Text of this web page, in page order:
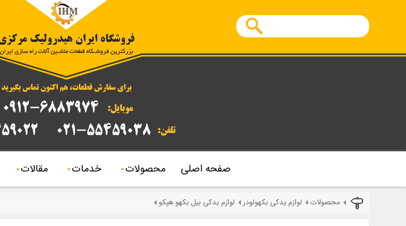
صفحه اصلی محصولات خدمات مقالات
محصولات لوازم یدکی بکهولودر لوازم یدکی بیل بکهو هپکو